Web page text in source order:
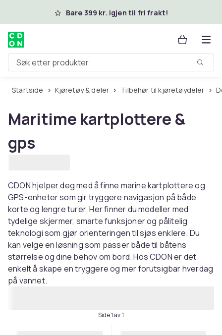
Hopp til hovedinnholdBare 399 kr. igjen til fri frakt!
Søk etter produkter
Startside Kjøretøy & deler Tilbehør til kjøretøydeler
Maritime kartplottere &
gps
CDON hjelper deg med å finne marine kartplottere og
GPS-enheter som gir tryggere navigasjon på både
korte og lengre turer. Her finner du modeller med
tydelige skjermer, smarte funksjoner og pålitelig
teknologi som gjør orienteringen til sjøs enklere. Du
kan velge en løsning som passer både til båtens
størrelse og dine behov om bord. Hos CDON er det
enkelt å skape en tryggere og mer forutsigbar hverdag
på vannet.
Side 1 av 1